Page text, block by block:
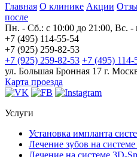
Главная О клинике Акции
после
Пн. - Сб.: с 10:00 до 21:00, Вс. -
+7 (495) 114-55-54
+7 (925) 259-82-53
+7 (925) 259-82-53 +7 (495) 114-
ул. Большая Бронная 17 г.
Карта проезда
Услуги
Установка импланта
Лечение зубов на
Лечение на системе 3D-